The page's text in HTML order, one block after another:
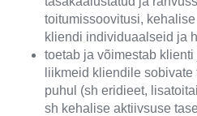
toitumissoovitusi,
kliendi individuaalseid ja
toetab ja võimestab
liikmeid kliendile
puhul (sh eridieet,
sh kehalise aktiivsuse